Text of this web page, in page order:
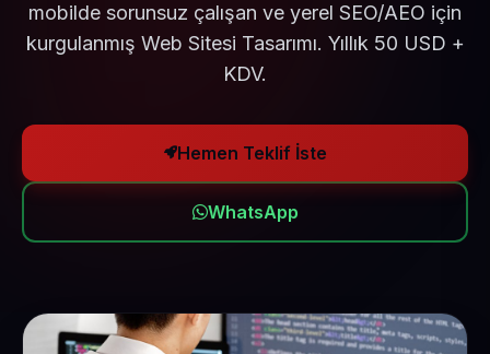
mobilde sorunsuz çalışan ve yerel SEO/AEO için
kurgulanmış Web Sitesi Tasarımı. Yıllık 50 USD +
KDV.
Hemen Teklif İste
WhatsApp